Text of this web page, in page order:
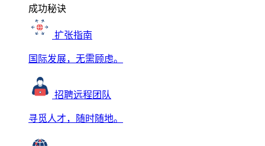
成功秘诀
扩张指南
国际发展，无需顾虑。
招聘远程团队
寻觅人才，随时随地。